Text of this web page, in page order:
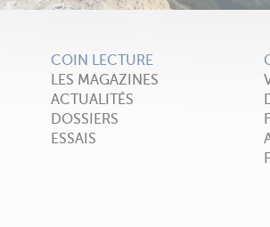
COIN LECTURE
LES MAGAZINES
ACTUALITÉS
DOSSIERS
ESSAIS